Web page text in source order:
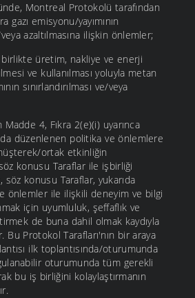
Montreal Protokolü tarafından
gazı emisyonu/yayımının
veya azaltılmasına ilişkin önlemler;
birlikte üretim, nakliye ve enerji
ve kullanılması yoluyla metan
sınırlandırılması ve/veya
4, Fıkra 2(e)(i) uyarınca
düzenlenen politika ve önlemlere
ortak etkinliğin
konusu Taraflar ile işbirliği
söz konusu Taraflar, yukarıda
önlemler ile ilişkili deneyim ve bilgi
için uyumluluk, şeffaflık ve
de buna dahil olmak kaydıyla
Bu Protokol Tarafları'nın bir araya
ilk toplantısında/oturumunda
oturumunda tüm gerekli
bu iş birliğini kolaylaştırmanın